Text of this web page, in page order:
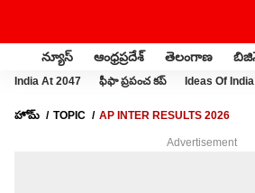
న్యూస్ ఆంధ్రప్రదేశ్ తెలంగాణ
India At 2047 ఫీఫా ప్రపంచ కప్ Ideas Of India
హోమ్ TOPIC AP INTER RESULTS 2026
Advertisement